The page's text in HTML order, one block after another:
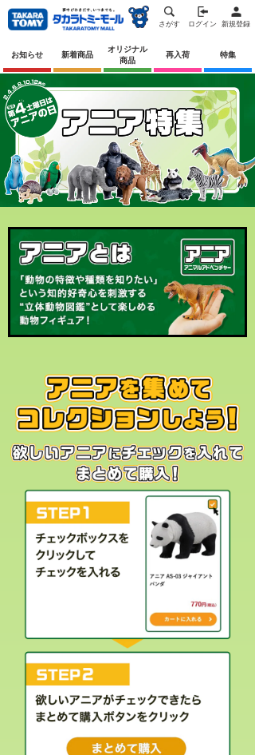
さがす ログイン 新規登録
お知らせ 新着商品
オリジナル
商品
再入荷 特集